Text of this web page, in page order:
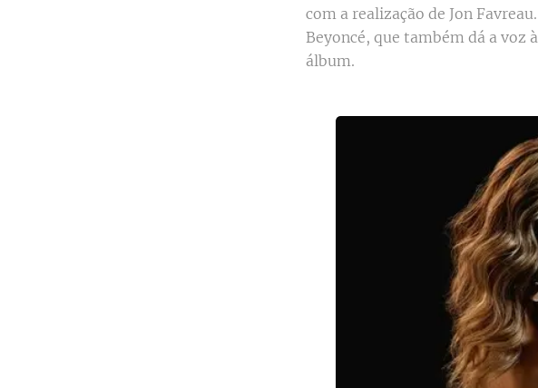
com a realização de Jon
Beyoncé, que também dá a voz
álbum.